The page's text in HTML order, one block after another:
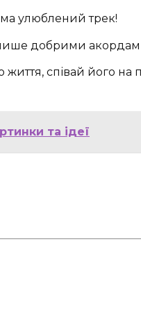
улюблений трек!
добрими
співай його на
та ідеї